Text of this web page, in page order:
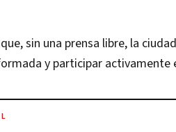
sin una prensa libre, la
y participar activamente